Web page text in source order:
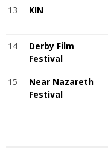
13 KIN
14
Derby Film
Festival
15
Near Nazareth
Festival